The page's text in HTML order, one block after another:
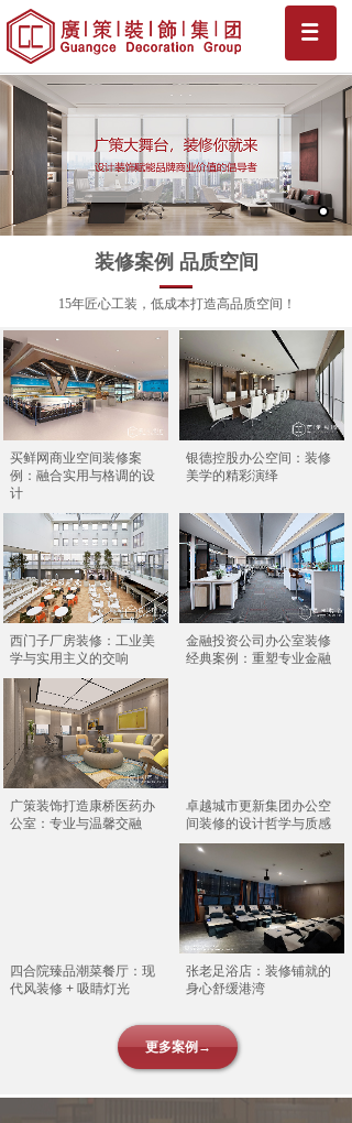
15年匠心工装，低成本打造高品质空间！
装修案例 品质空间
买鲜网商业空间装修案
例：融合实用与格调的设
计
银德控股办公空间：装修
美学的精彩演绎
西门子厂房装修：工业美
学与实用主义的交响
金融投资公司办公室装修
经典案例：重塑专业金融
广策装饰打造康桥医药办
公室：专业与温馨交融
卓越城市更新集团办公空
间装修的设计哲学与质感
四合院臻品潮菜餐厅：现
代风装修 + 吸睛灯光
张老足浴店：装修铺就的
身心舒缓港湾
更多案例→